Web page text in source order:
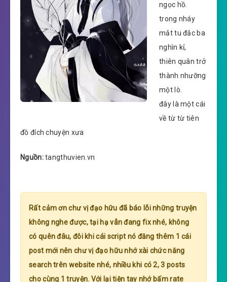
ngọc hồ.
trong nháy
mắt tu đắc ba
nghìn kỉ,
thiên quân trở
thành nhưỡng
một lò.
đây là một cái
về từ từ tiên
đồ đích chuyện xưa
Nguồn:tangthuvien.vn
Rất cảm ơn chư vị đạo hữu đã báo lỗi những truyện
không nghe được, tại hạ vẫn đang fix nhé, không
có quên đâu, đôi khi cái script nó đăng thêm 1 cái
post mới nên chư vị đạo hữu nhớ xài chức năng
search trên website nhé, nhiều khi có 2, 3 posts
cho cùng 1 truyện. Với lại tiện tay nhớ bấm rate